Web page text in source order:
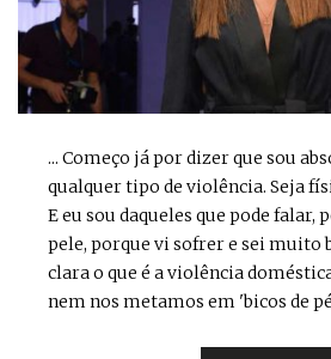
... Começo já por dizer que sou
qualquer tipo de violência. Seja
E eu sou daqueles que pode falar,
pele, porque vi sofrer e sei muito
clara o que é a violência
nem nos metamos em 'bicos de